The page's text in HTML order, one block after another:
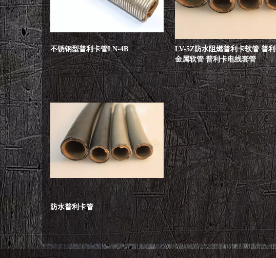
不锈钢型普利卡管LN-4B
LV-5Z防水阻燃普利卡软管 普
金属软管 普利卡电线套管
防水普利卡管